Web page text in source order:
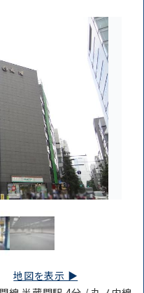
8地図を表示 ▶︎